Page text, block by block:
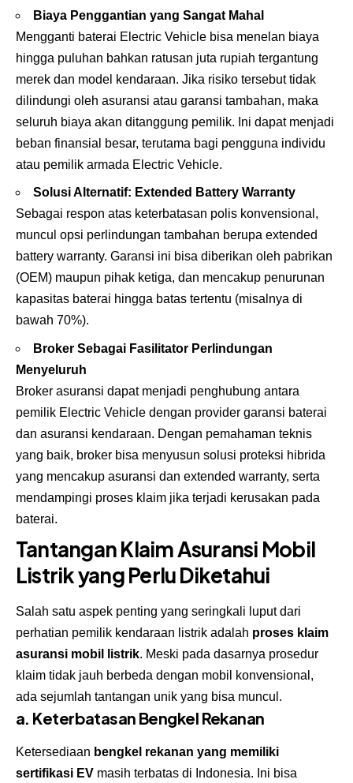
Biaya Penggantian yang Sangat Mahal
Mengganti baterai Electric Vehicle bisa menelan biaya
hingga puluhan bahkan ratusan juta rupiah tergantung
merek dan model kendaraan. Jika risiko tersebut tidak
dilindungi oleh asuransi atau garansi tambahan, maka
seluruh biaya akan ditanggung pemilik. Ini dapat menjadi
beban finansial besar, terutama bagi pengguna individu
atau pemilik armada Electric Vehicle.
Solusi Alternatif: Extended Battery Warranty
Sebagai respon atas keterbatasan polis konvensional,
muncul opsi perlindungan tambahan berupa extended
battery warranty. Garansi ini bisa diberikan oleh pabrikan
(OEM) maupun pihak ketiga, dan mencakup penurunan
kapasitas baterai hingga batas tertentu (misalnya di
bawah 70%).
Broker Sebagai Fasilitator Perlindungan
Menyeluruh
Broker asuransi dapat menjadi penghubung antara
pemilik Electric Vehicle dengan provider garansi baterai
dan asuransi kendaraan. Dengan pemahaman teknis
yang baik, broker bisa menyusun solusi proteksi hibrida
yang mencakup asuransi dan extended warranty, serta
mendampingi proses klaim jika terjadi kerusakan pada
baterai.
Tantangan Klaim Asuransi Mobil
Listrik yang Perlu Diketahui
Salah satu aspek penting yang seringkali luput dari
perhatian pemilik kendaraan listrik adalah proses klaim
asuransi mobil listrik. Meski pada dasarnya prosedur
klaim tidak jauh berbeda dengan mobil konvensional,
ada sejumlah tantangan unik yang bisa muncul.
a. Keterbatasan Bengkel Rekanan
Ketersediaan bengkel rekanan yang memiliki
sertifikasi EV masih terbatas di Indonesia. Ini bisa